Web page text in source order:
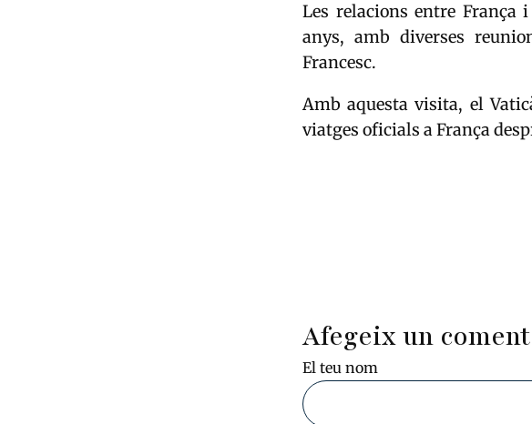
Les relacions entre França
anys, amb diverses
Francesc.
Amb aquesta visita, el
viatges oficials a França
Afegeix un
El teu nom